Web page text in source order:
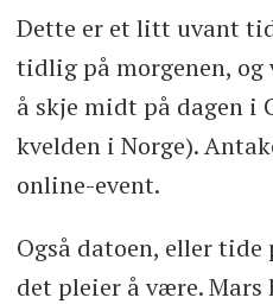
Dette er et litt uvant
tidlig på morgenen,
å skje midt på dagen i
kvelden i Norge).
online-event.
Også datoen, eller tide
det pleier å være.